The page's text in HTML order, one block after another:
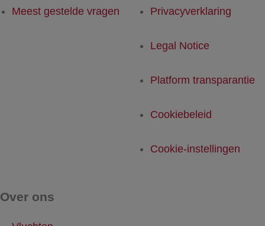
Meest gestelde vragen Privacyverklaring
Legal Notice
Platform transparantie
Cookiebeleid
Cookie-instellingen
Over ons